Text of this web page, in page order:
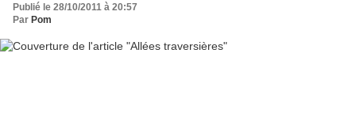
Publié le 28/10/2011 à 20:57
Par Pom